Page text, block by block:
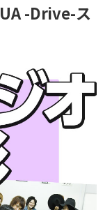
-Drive-ス